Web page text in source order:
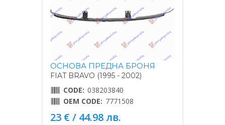
ОСНОВА ПРЕДНА БРОНЯ
FIAT BRAVO (1995 - 2002)
CODE: 038203840
OEM CODE: 7771508
23 € / 44.98 лв.